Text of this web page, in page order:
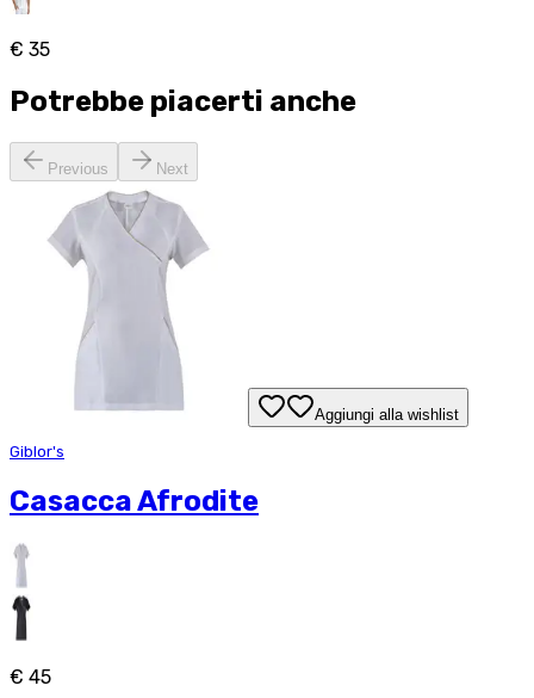
€ 35
Potrebbe piacerti anche
Previous Next
Aggiungi alla wishlist
Giblor's
Casacca Afrodite
€ 45